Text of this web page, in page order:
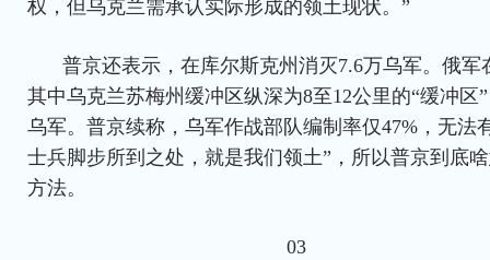
权，但乌克兰需承认实际形成的领土现状。”
普京还表示，在库尔斯克州消灭7.6万乌军。俄军
其中乌克兰苏梅州缓冲区纵深为8至12公里的“缓冲区
乌军。普京续称，乌军作战部队编制率仅47%，无法
士兵脚步所到之处，就是我们领土”，所以普京到底
方法。
03